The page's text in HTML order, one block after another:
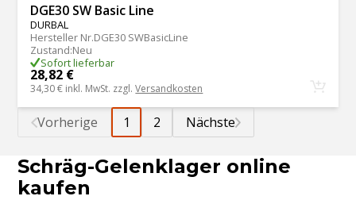
DGE30 SW Basic Line
DURBAL
Hersteller Nr.DGE30 SWBasicLine
Zustand:Neu
Sofort lieferbar
28,82 €
34,30 € inkl. MwSt. zzgl.Versandkosten
Vorherige 1 2 Nächste
Schräg-Gelenklager online
kaufen